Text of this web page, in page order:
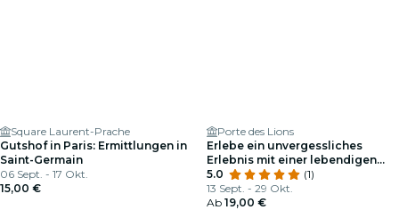
Square Laurent-Prache
Gutshof in Paris: Ermittlungen in
Saint-Germain
06 Sept. - 17 Okt.
15,00 €
Porte des Lions
Erlebe ein unvergessliches
Erlebnis mit einer lebendigen
Ermittlungen im Herzen des
Louvre!
5.0
(1)
13 Sept. - 29 Okt.
Ab 19,00 €